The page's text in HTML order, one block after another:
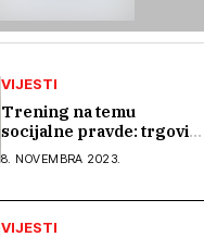
VIJESTI
Trening na temu
socijalne pravde: trgovina
ljudima je i pitanje
društvene pravde
8. NOVEMBRA 2023.
VIJESTI